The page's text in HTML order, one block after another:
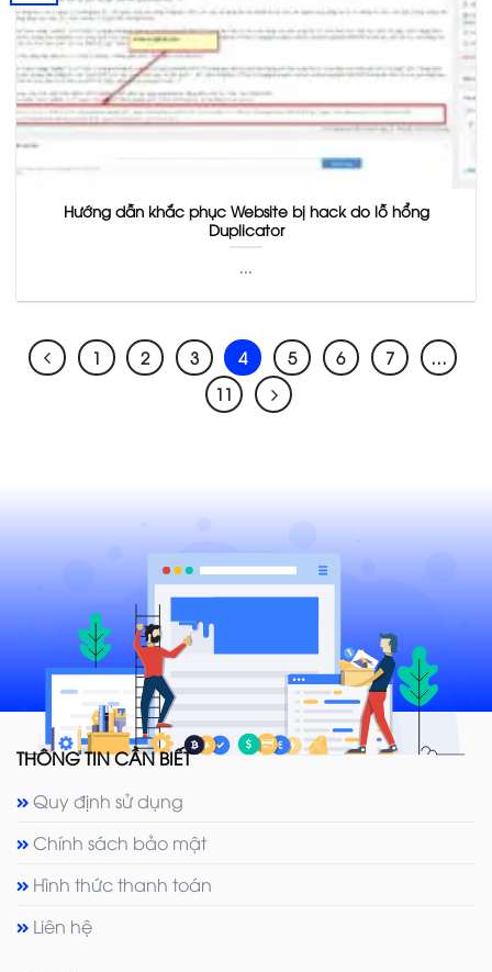
Hướng dẫn khắc phục Website bị hack do lỗ hổng
Duplicator
...
1 2 3 4 5 6 7
…
11
THÔNG TIN CẦN BIẾT
Quy định sử dụng
Chính sách bảo mật
Hình thức thanh toán
Liên hệ